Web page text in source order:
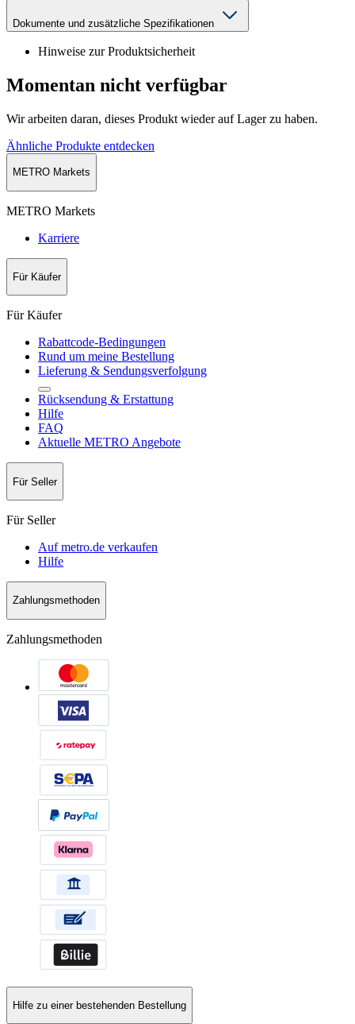
Dokumente und zusätzliche Spezifikationen
Hinweise zur Produktsicherheit
Momentan nicht verfügbar
Wir arbeiten daran, dieses Produkt wieder auf Lager zu haben.
Ähnliche Produkte entdecken
METRO Markets
METRO Markets
Karriere
Für Käufer
Für Käufer
Rabattcode-Bedingungen
Rund um meine Bestellung
Lieferung & Sendungsverfolgung
Rücksendung & Erstattung
Hilfe
FAQ
Aktuelle METRO Angebote
Für Seller
Für Seller
Auf metro.de verkaufen
Hilfe
Zahlungsmethoden
Zahlungsmethoden
Hilfe zu einer bestehenden Bestellung